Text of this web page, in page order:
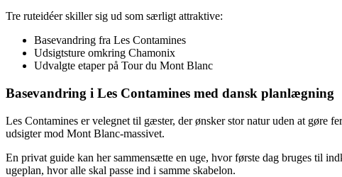
Tre ruteidéer skiller sig ud som særligt attraktive:
Basevandring fra Les Contamines
Udsigtsture omkring Chamonix
Udvalgte etaper på Tour du Mont Blanc
Basevandring i Les Contamines med dansk planlægning
Les Contamines er velegnet til gæster, der ønsker stor natur uden at gøre
udsigter mod Mont Blanc-massivet.
En privat guide kan her sammensætte en uge, hvor første dag bruges til
ugeplan, hvor alle skal passe ind i samme skabelon.